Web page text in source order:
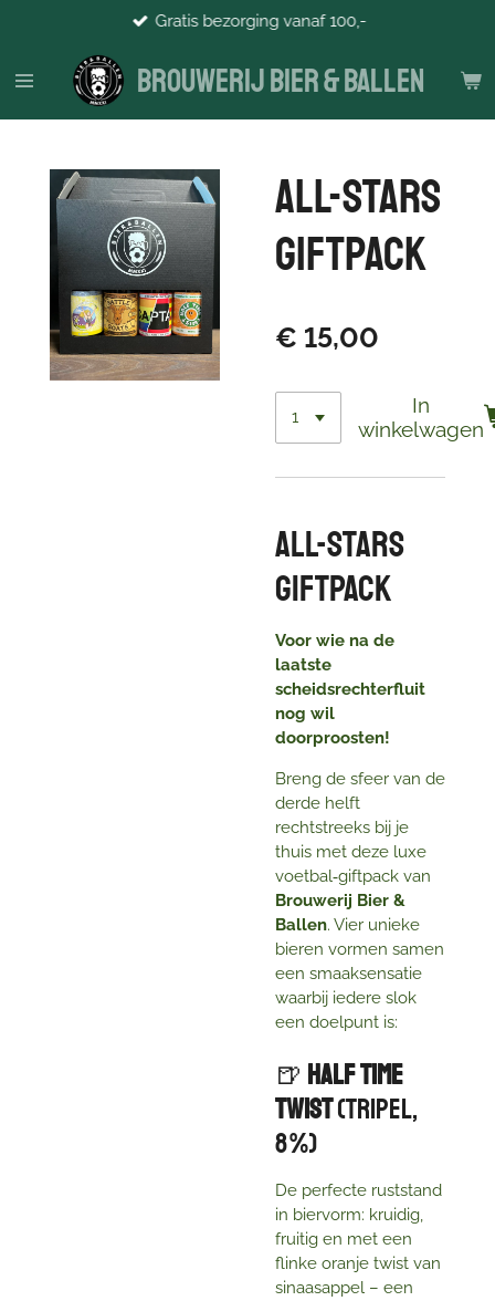
naar
hoofdinhoud
Brouwerij Bier & Ballen
Gratis bezorging vanaf 100,-
All-Stars
Giftpack
€ 15,00
In
winkelwagen
All-Stars
Giftpack
Voor wie na de
laatste
scheidsrechterfluit
nog wil
doorproosten!
Breng de sfeer van de
derde helft
rechtstreeks bij je
thuis met deze luxe
voetbal‑giftpack van
Brouwerij Bier &
Ballen. Vier unieke
bieren vormen samen
een smaaksensatie
waarbij iedere slok
een doelpunt is:
🍺 Half Time
Twist(Tripel,
8 %)
De perfecte ruststand
in biervorm: kruidig,
fruitig en met een
flinke oranje twist van
sinaasappel – een